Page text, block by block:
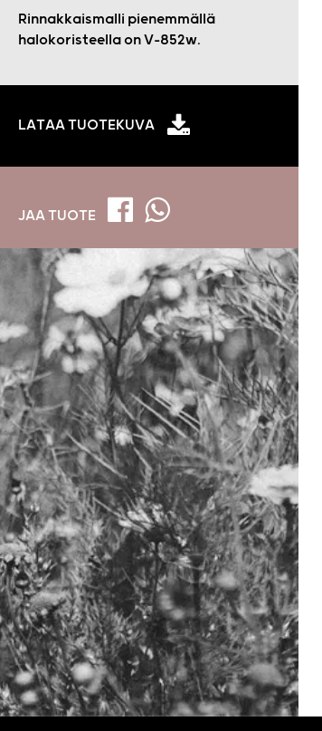
Rinnakkaismalli pienemmällä
halokoristeella on V-852w.
LATAA TUOTEKUVA
JAA TUOTE